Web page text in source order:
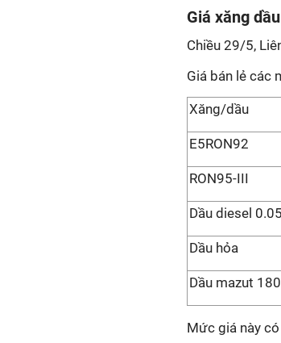
Giá xăng
Chiều 29/5,
Giá bán lẻ các
Xăng/dầu
E5RON92
RON95-III
Dầu diesel
Dầu hỏa
Dầu mazut
Mức giá này